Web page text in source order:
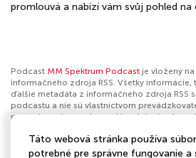
promlouvá a nabízí vám svůj pohled na
Podcast MM Spektrum Podcast je vložený
informačného zdroja RSS. Všetky informácie,
ďalšie metadáta z informačného zdroja RSS
podcastu a nie sú vlastníctvom
nevytvára ani nezodpovedá za ich obsah
nahlásiť obsah. Ak je toto tvoj podcast a
profilomklikni sem.
Táto webová stránka používa
potrebné pre správne fungovanie a